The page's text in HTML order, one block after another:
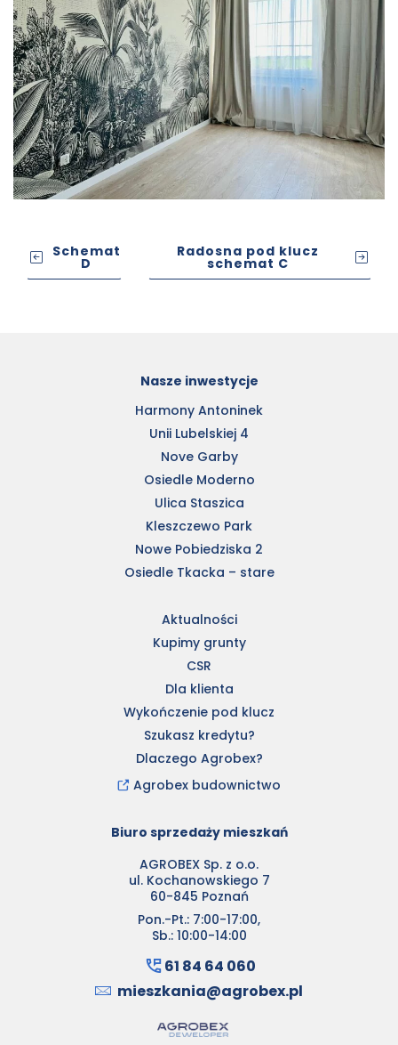
Schemat
D
Radosna pod klucz
schemat C
Nasze inwestycje
Harmony Antoninek
Unii Lubelskiej 4
Nove Garby
Osiedle Moderno
Ulica Staszica
Kleszczewo Park
Nowe Pobiedziska 2
Osiedle Tkacka – stare
Aktualności
Kupimy grunty
CSR
Dla klienta
Wykończenie pod klucz
Szukasz kredytu?
Dlaczego Agrobex?
Agrobex budownictwo
Biuro sprzedaży mieszkań
AGROBEX Sp. z o.o.
ul. Kochanowskiego 7
60-845 Poznań
Pon.-Pt.: 7:00-17:00,
Sb.: 10:00-14:00
61 84 64 060
mieszkania@agrobex.pl